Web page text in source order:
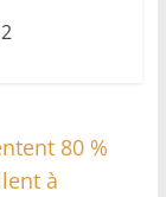
80 %
à